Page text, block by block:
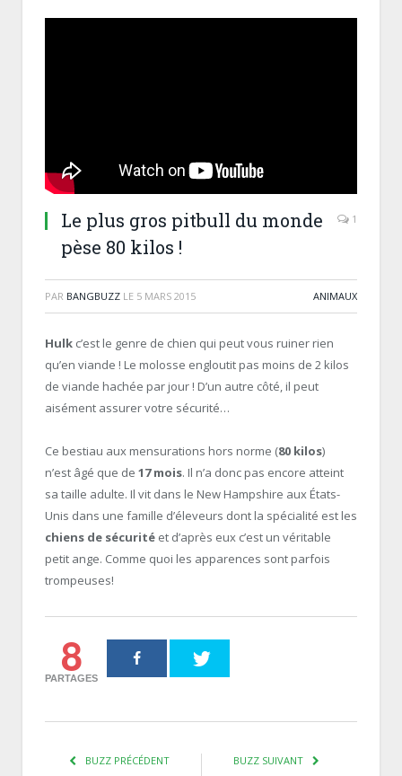
Le plus gros pitbull du monde
pèse 80 kilos !
1
PAR BANGBUZZ LE 5 MARS 2015 ANIMAUX
Hulk c’est le genre de chien qui peut vous ruiner rien
qu’en viande ! Le molosse engloutit pas moins de 2 kilos
de viande hachée par jour ! D’un autre côté, il peut
aisément assurer votre sécurité…
Ce bestiau aux mensurations hors norme (80 kilos)
n’est âgé que de 17 mois. Il n’a donc pas encore atteint
sa taille adulte. Il vit dans le New Hampshire aux États-
Unis dans une famille d’éleveurs dont la spécialité est les
chiens de sécurité et d’après eux c’est un véritable
petit ange. Comme quoi les apparences sont parfois
trompeuses!
8
PARTAGES
BUZZ PRÉCÉDENT BUZZ SUIVANT